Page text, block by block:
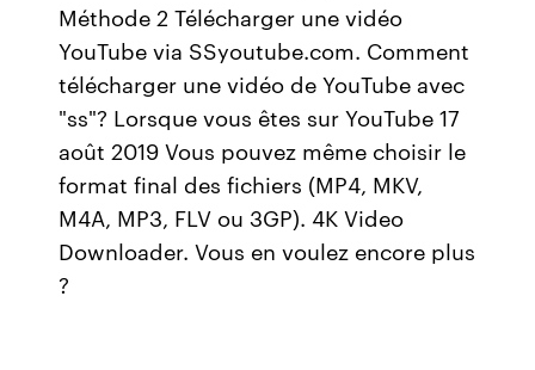
Méthode 2 Télécharger une vidéo
YouTube via SSyoutube.com. Comment
télécharger une vidéo de YouTube avec
"ss"? Lorsque vous êtes sur YouTube 17
août 2019 Vous pouvez même choisir le
format final des fichiers (MP4, MKV,
M4A, MP3, FLV ou 3GP). 4K Video
Downloader. Vous en voulez encore plus
?